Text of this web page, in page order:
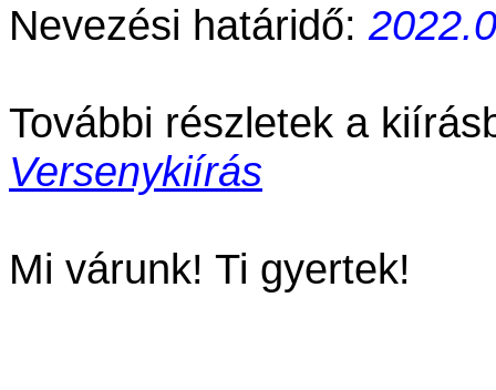
Nevezési határidő:
További részletek a
Versenykiírás
Mi várunk! Ti gyertek!